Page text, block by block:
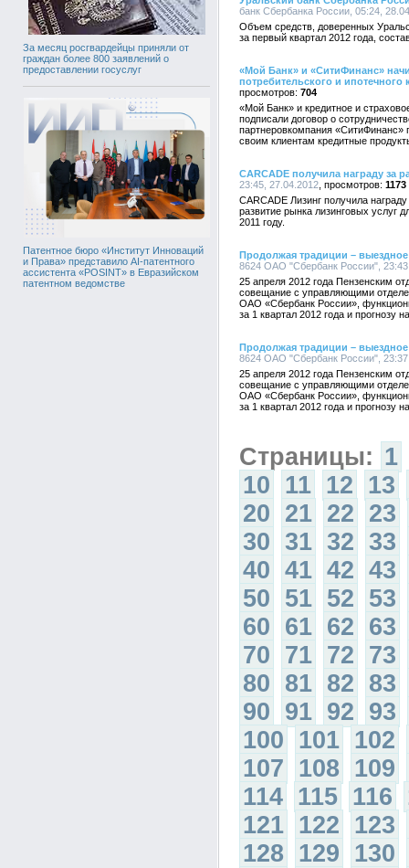
За месяц росгвардейцы приняли от
граждан более 800 заявлений о
предоставлении госуслуг
Патентное бюро «Институт Инноваций
и Права» представило AI-патентного
ассистента «POSINT» в Евразийском
патентном ведомстве
банк Сбербанка России, 05:24,
Объем средств, доверенных
за первый квартал 2012 года,
«Мой Банк» и «СитиФинанс»
потребительского и ипотечного
704
«Мой Банк» и кредитное и
подписали договор о
партнеровкомпания «СитиФинанс»
своим клиентам кредитные
CARCADE получила награду за
23:45, 27.04.2012
1173
CARCADE Лизинг получила
развитие рынка лизинговых услуг
2011 году.
Продолжая традиции –
8624 ОАО "Сбербанк России",
25 апреля 2012 года Пензенским
совещание с управляющими
ОАО «Сбербанк России»,
за 1 квартал 2012 года и прогнозу
Продолжая традиции –
8624 ОАО "Сбербанк России",
25 апреля 2012 года Пензенским
совещание с управляющими
ОАО «Сбербанк России»,
за 1 квартал 2012 года и прогнозу
Страницы: 1
10 11 12 13
20 21 22 23
30 31 32 33
40 41 42 43
50 51 52 53
60 61 62 63
70 71 72 73
80 81 82 83
90 91 92 93
100 101 102
107 108 109
114 115 116
121 122 123
128 129 130